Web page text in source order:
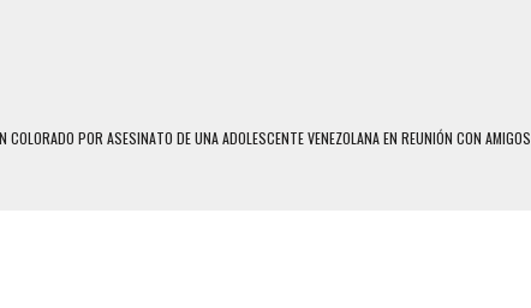
COLORADO POR ASESINATO DE UNA ADOLESCENTE VENEZOLANA EN REUNIÓN CON AMIGOS